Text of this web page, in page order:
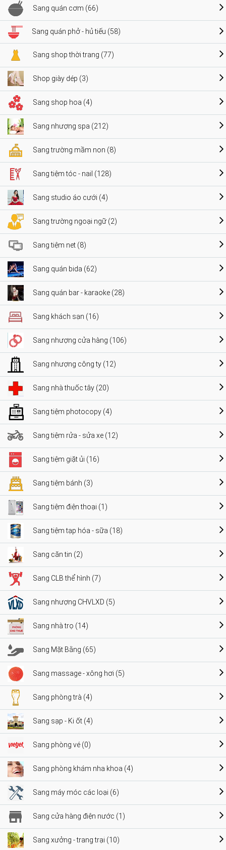
Sang quán cơm (66)
Sang quán phở - hủ tiếu (58)
Sang shop thời trang (77)
Shop giày dép (3)
Sang shop hoa (4)
Sang nhượng spa (212)
Sang trường mầm non (8)
Sang tiệm tóc - nail (128)
Sang studio áo cưới (4)
Sang trường ngoại ngữ (2)
Sang tiệm net (8)
Sang quán bida (62)
Sang quán bar - karaoke (28)
Sang khách sạn (16)
Sang nhượng cửa hàng (106)
Sang nhượng công ty (12)
Sang nhà thuốc tây (20)
Sang tiệm photocopy (4)
Sang tiệm rửa - sửa xe (12)
Sang tiệm giặt ủi (16)
Sang tiệm bánh (3)
Sang tiệm điện thoại (1)
Sang tiệm tạp hóa - sữa (18)
Sang căn tin (2)
Sang CLB thể hình (7)
Sang nhượng CHVLXD (5)
Sang nhà trọ (14)
Sang Mặt Bằng (65)
Sang massage - xông hơi (5)
Sang phòng trà (4)
Sang sạp - Ki ốt (4)
Sang phòng vé (0)
Sang phòng khám nha khoa (4)
Sang máy móc các loại (6)
Sang cửa hàng điện nước (1)
Sang xưởng - trang trại (10)